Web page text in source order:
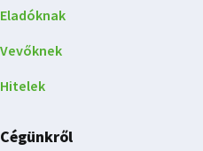
Eladóknak
Vevőknek
Hitelek
Cégünkről